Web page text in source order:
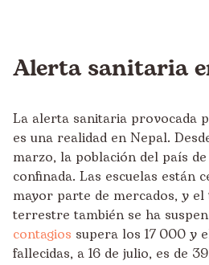
Alerta sanitaria
La alerta sanitaria provocada
es una realidad en Nepal.
marzo, la población del país
confinada. Las escuelas están
mayor parte de mercados, y
terrestre también se ha
contagios supera los 17 000 y
fallecidas, a 16 de julio, es de